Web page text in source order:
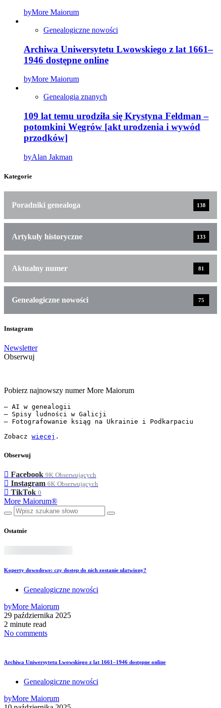
byMore Maiorum
Genealogiczne nowości
Archiwa Uniwersytetu Lwowskiego z lat 1661–
1946 dostępne online
byMore Maiorum
Genealogia znanych
109 lat temu urodziła się Krystyna Feldman –
potomkini Węgrów [akt urodzenia i wywód
przodków]
byAlan Jakman
Kategorie
Poradniki genealoga 138
Artykuły historyczne 133
Aktualny numer 81
Genealogiczne nowości 75
Instagram
Newsletter
Obserwuj
Pobierz najnowszy numer More Maiorum
— AI w genealogii
— Spisy ludności w Galicji
— Fotografowanie ksiąg na Ukrainie i Podkarpaciu
Zobacz więcej .
Obserwuj
Facebook 9K Obserwujących
Instagram 6K Obserwujących
TikTok 0
More Maiorum®
Ostatnie
Koperty dowodowe: czy dostęp do nich zostanie ułatwiony?
Genealogiczne nowości
byMore Maiorum
29 października 2025
2 minute read
No comments
Archiwa Uniwersytetu Lwowskiego z lat 1661–1946 dostępne online
Genealogiczne nowości
byMore Maiorum